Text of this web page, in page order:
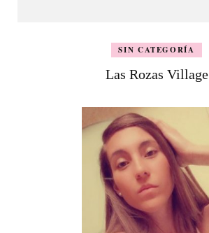
SIN CATEGORÍA
Las Rozas Village